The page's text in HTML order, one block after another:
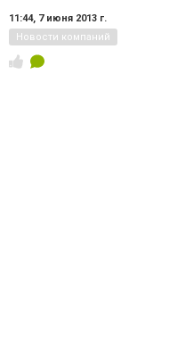
11:44, 7 июня 2013 г.
Новости компаний